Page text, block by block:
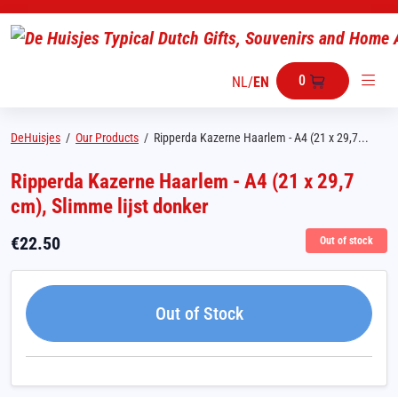
NL/EN 0
DeHuisjes / Our Products / Ripperda Kazerne Haarlem - A4 (21 x 29,7...
Ripperda Kazerne Haarlem - A4 (21 x 29,7
cm), Slimme lijst donker
€22.50 Out of stock
Out of Stock